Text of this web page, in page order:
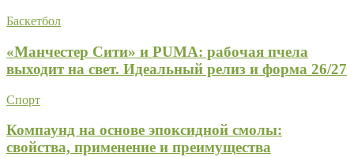
Баскетбол
«Манчестер Сити» и PUMA: рабочая пчела
выходит на свет. Идеальный релиз и форма 26/27
Спорт
Компаунд на основе эпоксидной смолы:
свойства, применение и преимущества